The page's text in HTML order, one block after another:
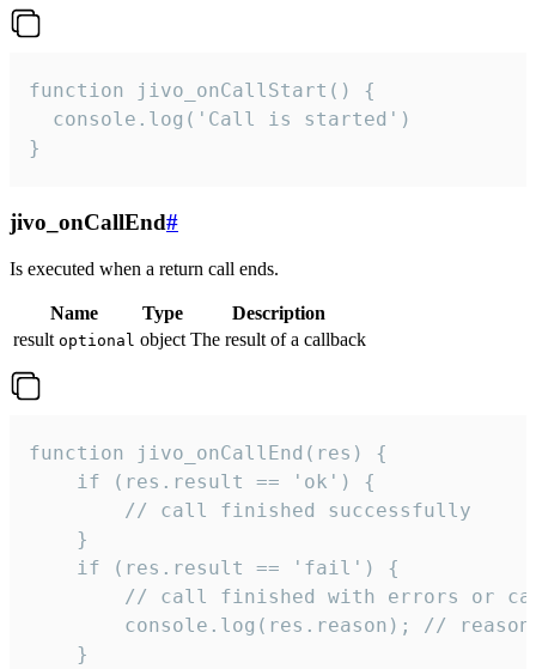
function jivo_onCallStart() {
  console.log('Call is started')
}
jivo_onCallEnd#
Is executed when a return call ends.
Name Type
Description
result optional object The result of a callback
function jivo_onCallEnd(res) {
    if (res.result == 'ok') {
        // call finished successfully
    }
    if (res.result == 'fail') {
// call finished with errors or
console.log(res.reason); //
    }